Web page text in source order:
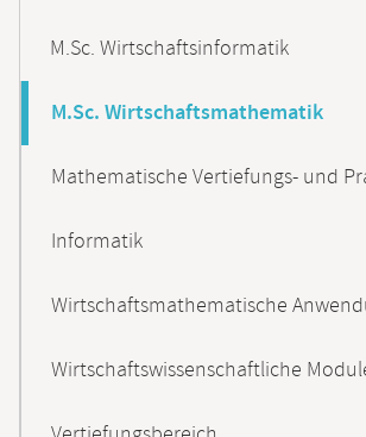
M.Sc. Wirtschaftsinformatik
M.Sc. Wirtschaftsmathematik
Mathematische Vertiefungs- und
Informatik
Wirtschaftsmathematische
Wirtschaftswissenschaftliche